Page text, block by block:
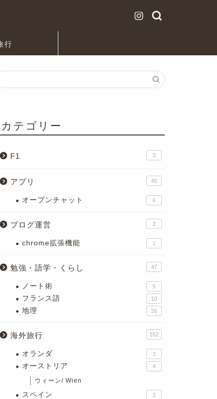
行
カテゴリー
F1 3
アプリ 40
オープンチャット 6
ブログ運営 2
chrome拡張機能 1
勉強・語学・くらし 47
ノート術 5
フランス語 10
地理 26
海外旅行 152
オランダ 3
オーストリア 4
ウィーン/ Wien
スペイン 2